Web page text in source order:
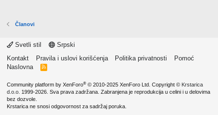
Članovi
Svetli stil
Srpski
Kontakt
Pravila i uslovi korišćenja Politika privatnosti
Pomoć
Naslovna
R
Community platform by XenForo® © 2010-2025 XenForo Ltd. Copyright © Krstarica
d.o.o. 1999-2026. Sva prava zadržana. Zabranjena je reprodukcija u celini i u delovima
bez dozvole.
Krstarica ne snosi odgovornost za sadržaj poruka.